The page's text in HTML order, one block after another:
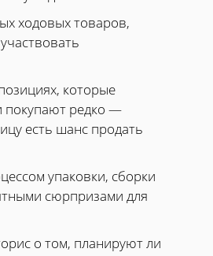
ходовых товаров,
которые
покупают редко —
есть шанс продать
упаковки, сборки
сюрпризами для
о том, планируют ли